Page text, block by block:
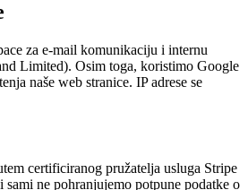
za e-mail komunikaciju i internu
Limited). Osim toga, koristimo Google
naše web stranice. IP adrese se
certificiranog pružatelja usluga Stripe
ne pohranjujemo potpune podatke o